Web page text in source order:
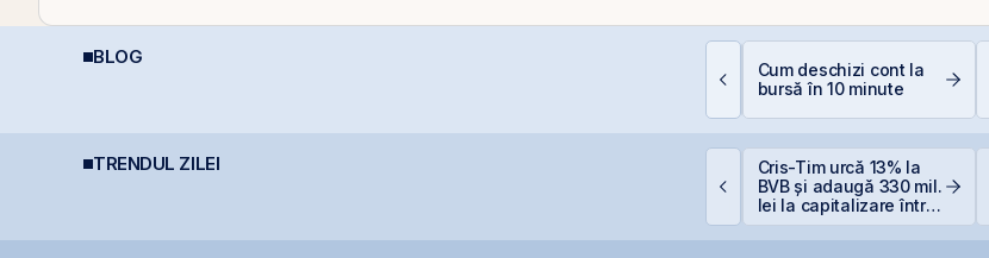
BLOG
Puterea retail-ului:
capitalizarea estimată
a companiei
Cum deschizi cont la
bursă în 10 minute
TRENDUL ZILEI
Nuclearelectrica
Cris-Tim urcă 13% la
BVB și adaugă 330 mil.
lei la capitalizare într-o